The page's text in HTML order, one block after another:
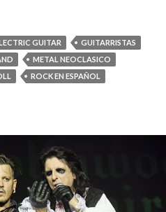
GUITAR
GUITARRISTAS
METAL NEOCLASICO
ROCK EN ESPAÑOL